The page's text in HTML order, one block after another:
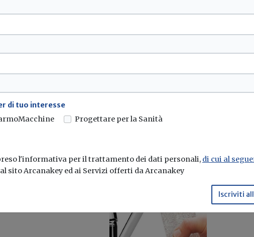
delle
fruibile da
di tuo interesse
Progettare per la Sanità
l'informativa per il trattamento dei dati personali, di cui al
sito Arcanakey ed ai Servizi offerti da Arcanakey
Iscriviti